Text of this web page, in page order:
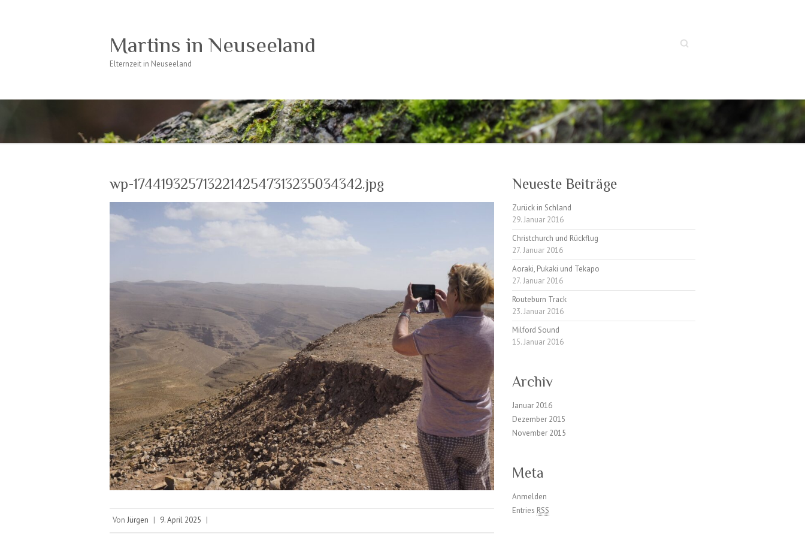
Suche
Martins in Neuseeland
Elternzeit in Neuseeland
wp-17441932571322142547313235034342.jpg
Von Jürgen | 9. April 2025 |
Neueste Beiträge
Zurück in Schland
29. Januar 2016
Christchurch und Rückflug
27. Januar 2016
Aoraki, Pukaki und Tekapo
27. Januar 2016
Routeburn Track
23. Januar 2016
Milford Sound
15. Januar 2016
Archiv
Januar 2016
Dezember 2015
November 2015
Meta
Anmelden
Entries RSS